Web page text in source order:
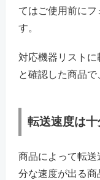
てはご使用前にフ
す。
対応機器リスト
と確認した商品で
転送速度は
商品によって転
分な速度が出る